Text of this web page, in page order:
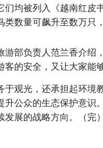
们均被列入《越南红皮
类数量可飙升至数万只
游部负责人范兰香介绍
客的安全，又让大家能
于观光，还承担起环境
升公众的生态保护意识
展的战略方向。（完）